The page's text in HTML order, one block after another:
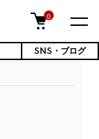
0
SNS・ブログ